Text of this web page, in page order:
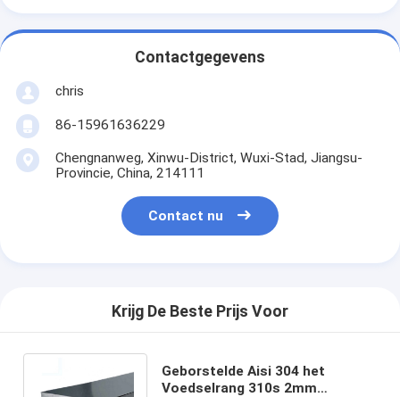
Contactgegevens
chris
86-15961636229
Chengnanweg, Xinwu-District, Wuxi-Stad, Jiangsu-
Provincie, China, 214111
Contact nu
Krijg De Beste Prijs Voor
Geborstelde Aisi 304 het
Voedselrang 310s 2mm